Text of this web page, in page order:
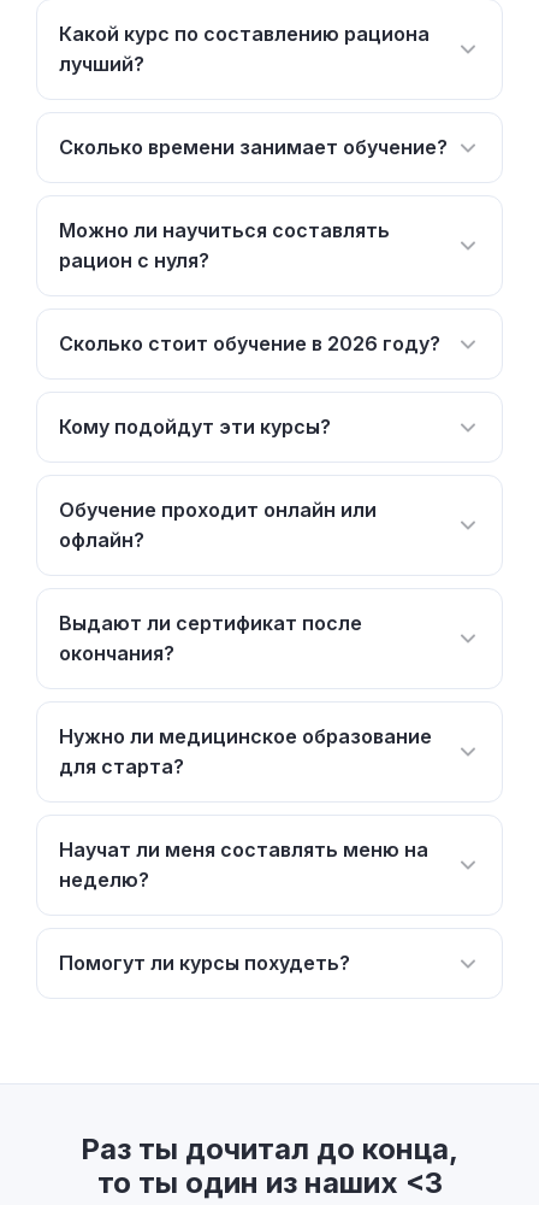
Какой курс по составлению рациона
лучший?
Сколько времени занимает обучение?
Можно ли научиться составлять
рацион с нуля?
Сколько стоит обучение в 2026 году?
Кому подойдут эти курсы?
Обучение проходит онлайн или
офлайн?
Выдают ли сертификат после
окончания?
Нужно ли медицинское образование
для старта?
Научат ли меня составлять меню на
неделю?
Помогут ли курсы похудеть?
Раз ты дочитал до конца,
то ты один из наших <3